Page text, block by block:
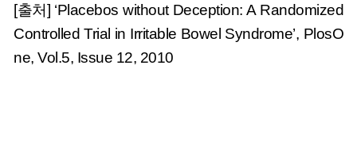
[출처] ‘Placebos without Deception: A Randomized
Controlled Trial in Irritable Bowel Syndrome’, PlosO
ne, Vol.5, Issue 12, 2010